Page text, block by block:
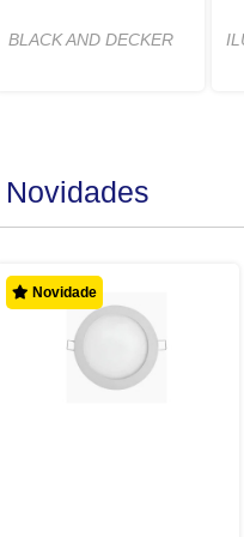
BLACK AND DECKER
Novidades
Novidade